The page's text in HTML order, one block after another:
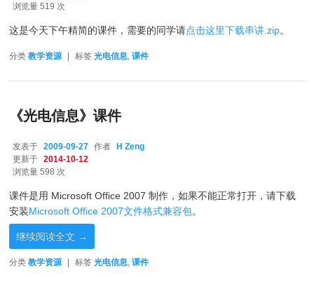
浏览量 519 次
这是今天下午精简的课件，需要的同学请点击这里下载串讲.zip。
分类 教学资源 | 标签 光电信息,课件
《光电信息》课件
发表于 2009-09-27 作者
H Zeng
更新于
2014-10-12
浏览量 598 次
课件是用 Microsoft Office 2007 制作，如果不能正常打开，请下载
安装Microsoft Office 2007文件格式兼容包。
继续阅读全文 →
分类 教学资源 标签 光电信息,课件